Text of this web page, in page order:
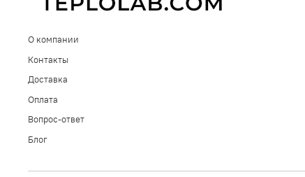
О компании
Контакты
Доставка
Оплата
Вопрос-ответ
Блог